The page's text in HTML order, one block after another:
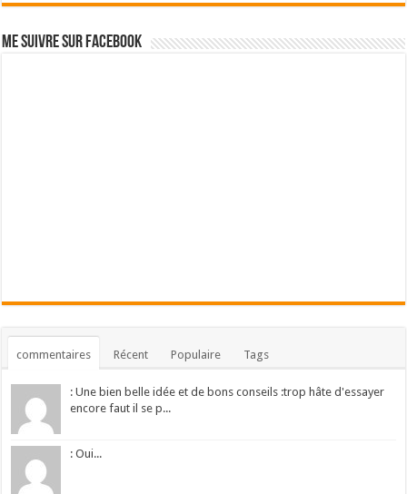
Me suivre sur Facebook
commentaires Récent Populaire Tags
: Une bien belle idée et de bons conseils :trop hâte d'essayer
encore faut il se p...
: Oui...